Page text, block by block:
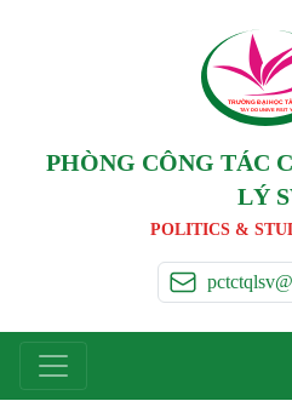
TRƯỜNG ĐẠI HỌC
TAY DO UNIVERSIT Y
PHÒNG CÔNG TÁC
LÝ
POLITICS &